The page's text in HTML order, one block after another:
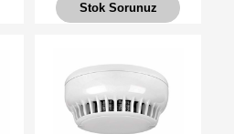
Stok Sorunuz